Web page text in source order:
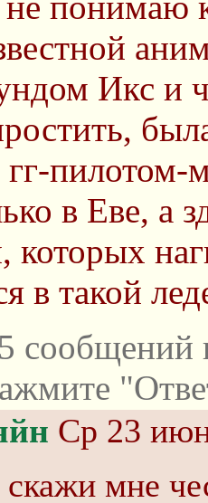
Икс и
пилотом-
в Еве, а
в такой
сообщений
Ср 23
мне